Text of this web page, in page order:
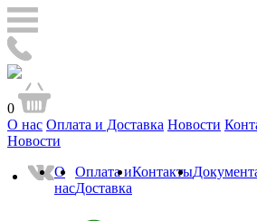
0
О нас Оплата и Доставка Новости
Новости
О
нас
Оплата и
Доставка
Контакты